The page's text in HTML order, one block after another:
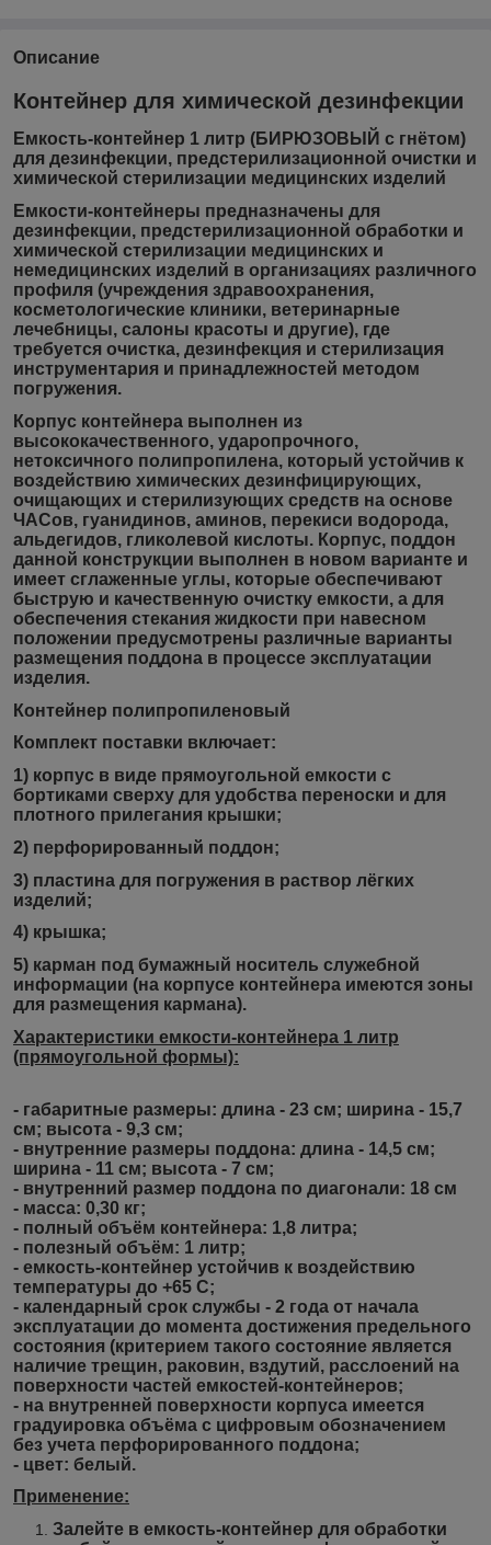
Описание
Контейнер для химической дезинфекции
Емкость-контейнер 1 литр (БИРЮЗОВЫЙ с гнётом)
для дезинфекции, предстерилизационной очистки и
химической стерилизации медицинских изделий
Емкости-контейнеры предназначены для
дезинфекции, предстерилизационной обработки и
химической стерилизации медицинских и
немедицинских изделий в организациях различного
профиля (учреждения здравоохранения,
косметологические клиники, ветеринарные
лечебницы, салоны красоты и другие), где
требуется очистка, дезинфекция и стерилизация
инструментария и принадлежностей методом
погружения.
Корпус контейнера выполнен из
высококачественного, ударопрочного,
нетоксичного полипропилена, который устойчив к
воздействию химических дезинфицирующих,
очищающих и стерилизующих средств на основе
ЧАСов, гуанидинов, аминов, перекиси водорода,
альдегидов, гликолевой кислоты. Корпус, поддон
данной конструкции выполнен в новом варианте и
имеет сглаженные углы, которые обеспечивают
быструю и качественную очистку емкости, а для
обеспечения стекания жидкости при навесном
положении предусмотрены различные варианты
размещения поддона в процессе эксплуатации
изделия.
Контейнер полипропиленовый
Комплект поставки включает:
1) корпус в виде прямоугольной емкости с
бортиками сверху для удобства переноски и для
плотного прилегания крышки;
2) перфорированный поддон;
3) пластина для погружения в раствор лёгких
изделий;
4) крышка;
5) карман под бумажный носитель служебной
информации (на корпусе контейнера имеются зоны
для размещения кармана).
Характеристики емкости-контейнера 1 литр
(прямоугольной формы):
- габаритные размеры: длина - 23 см; ширина - 15,7
см; высота - 9,3 см;
- внутренние размеры поддона: длина - 14,5 см;
ширина - 11 см; высота - 7 см;
- внутренний размер поддона по диагонали: 18 см
- масса: 0,30 кг;
- полный объём контейнера: 1,8 литра;
- полезный объём: 1 литр;
- емкость-контейнер устойчив к воздействию
температуры до +65 С;
- календарный срок службы - 2 года от начала
эксплуатации до момента достижения предельного
состояния (критерием такого состояние является
наличие трещин, раковин, вздутий, расслоений на
поверхности частей емкостей-контейнеров;
- на внутренней поверхности корпуса имеется
градуировка объёма с цифровым обозначением
без учета перфорированного поддона;
- цвет: белый.
Применение:
Залейте в емкость-контейнер для обработки